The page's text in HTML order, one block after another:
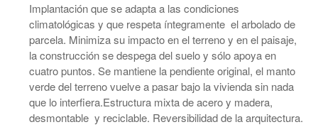
Implantación que se adapta a las condiciones
climatológicas y que respeta íntegramente el arbolado de
parcela. Minimiza su impacto en el terreno y en el paisaje,
la construcción se despega del suelo y sólo apoya en
cuatro puntos. Se mantiene la pendiente original, el manto
verde del terreno vuelve a pasar bajo la vivienda sin nada
que lo interfiera.Estructura mixta de acero y madera,
desmontable y reciclable. Reversibilidad de la arquitectura.